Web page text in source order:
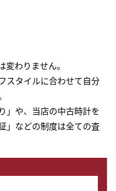
わりません。
スタイルに合わせて自分
」や、当店の中古時計を
」などの制度は全ての査